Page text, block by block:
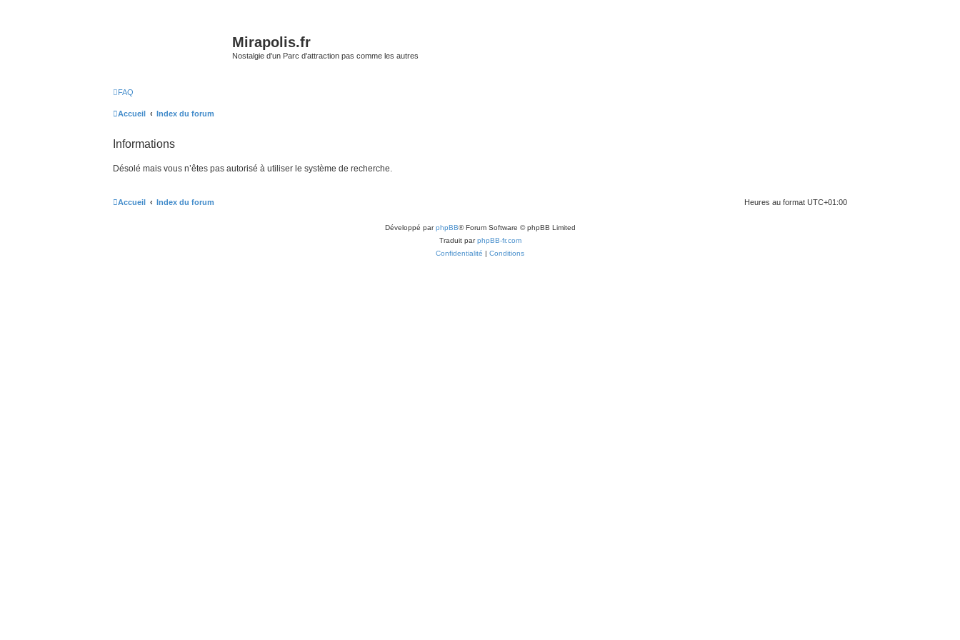
Mirapolis.fr
Nostalgie d'un Parc d'attraction pas comme les autres
FAQ
Accueil Index du forum
Informations
Désolé mais vous n’êtes pas autorisé à utiliser le système de recherche.
Accueil Index du forum Heures au format UTC+01:00
Développé parphpBB® Forum Software © phpBB Limited
Traduit parphpBB-fr.com
Confidentialité | Conditions